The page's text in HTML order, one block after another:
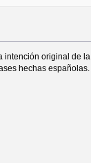
intención original de
hechas